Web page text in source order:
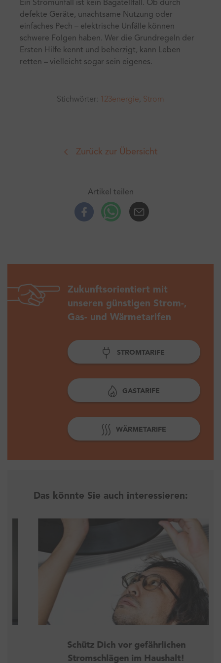
Ein Stromunfall ist kein Bagatellfall. Ob durch
defekte Geräte, unachtsame Nutzung oder
einfaches Pech – elektrische Unfälle können
schwere Folgen haben. Wer die Grundregeln der
Ersten Hilfe kennt und beherzigt, kann Leben
retten – vielleicht sogar sein eigenes.
Stichwörter: 123energie, Strom
Zurück zur Übersicht
Artikel teilen
FacebookWhatsup
Zukunftsorientiert mit
unseren günstigen Strom-,
Gas- und Wärmetarifen
STROMTARIFE
GASTARIFE
WÄRMETARIFE
Das könnte Sie auch interessieren:
Schütz Dich vor gefährlichen
Stromschlägen im Haushalt!